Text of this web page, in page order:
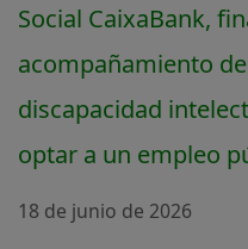
Social CaixaBank,
acompañamiento
discapacidad
optar a un empleo
18 de junio de 2026